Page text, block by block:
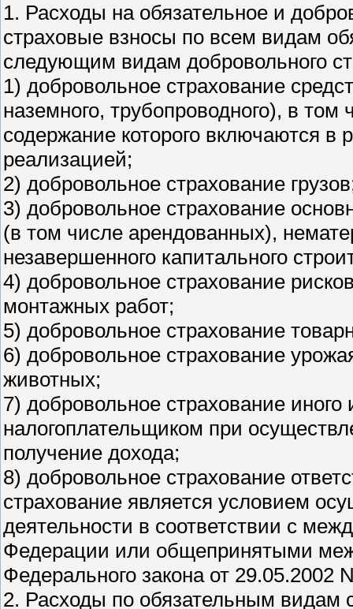
1. Расходы на обязательное и
страховые взносы по всем видам
следующим видам добровольного
1) добровольное страхование
наземного, трубопроводного), в
содержание которого включаются в
реализацией;
2) добровольное страхование
3) добровольное страхование
(в том числе арендованных),
незавершенного капитального
4) добровольное страхование
монтажных работ;
5) добровольное страхование
6) добровольное страхование
животных;
7) добровольное страхование
налогоплательщиком при
получение дохода;
8) добровольное страхование
страхование является условием
деятельности в соответствии с
Федерации или общепринятыми
Федерального закона от 29.05.2002
2. Расходы по обязательным видам